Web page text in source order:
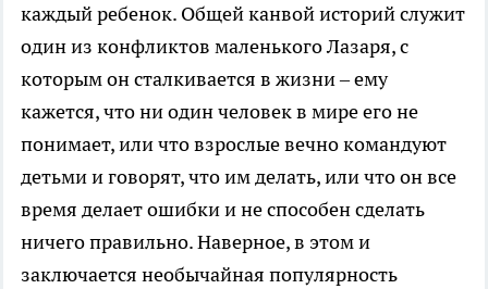
каждый ребенок. Общей канвой историй служит
один из конфликтов маленького Лазаря, с
которым он сталкивается в жизни – ему
кажется, что ни один человек в мире его не
понимает, или что взрослые вечно командуют
детьми и говорят, что им делать, или что он все
время делает ошибки и не способен сделать
ничего правильно. Наверное, в этом и
заключается необычайная популярность